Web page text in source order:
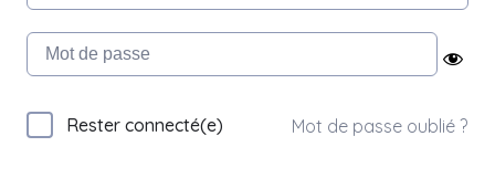
Rester connecté(e) Mot de passe oublié ?